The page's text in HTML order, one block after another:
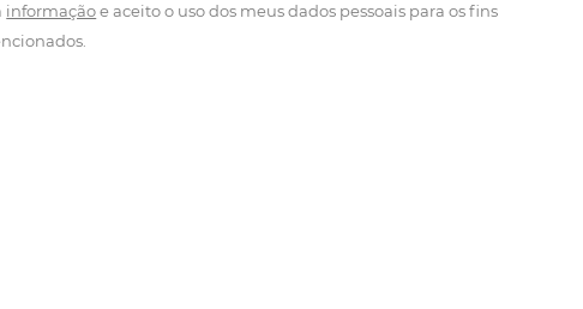
informaçãoe aceito o uso dos meus dados pessoais para os fins